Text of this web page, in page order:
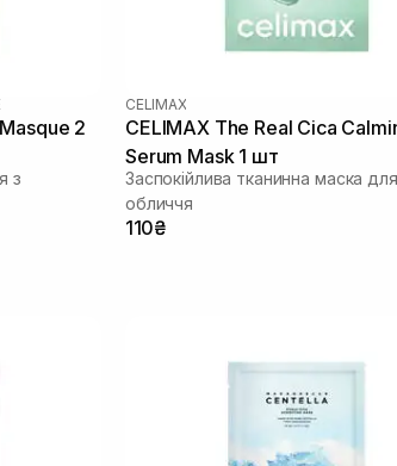
2
з
CELIMAX
CELIMAX The Real Cica
Serum Mask 1 шт
Заспокійлива тканинна маска для
обличчя
110₴